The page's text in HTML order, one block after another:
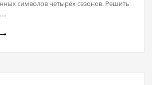
символов четырёх сезонов. Решить